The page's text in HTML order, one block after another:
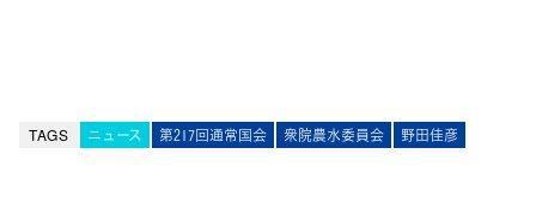
TAGS ニュース 第217回通常国会 衆院農水委員会 野田佳彦